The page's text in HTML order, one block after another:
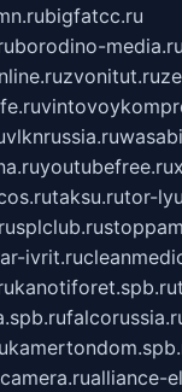
bigfatcc.ru
borodino-media.ru
zvonitut.ru
vlknrussia.ru
youtubefree.ru
taksu.rutor-
splclub.ru
ivrit.ru
kanotiforet.spb.ru
alliance-